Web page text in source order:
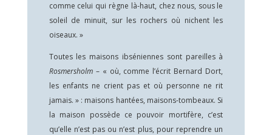
comme celui qui règne là-haut, chez nous, sous le
soleil de minuit, sur les rochers où nichent les
oiseaux. »
Toutes les maisons ibséniennes sont pareilles à
Rosmersholm– « où, comme l’écrit Bernard Dort,
les enfants ne crient pas et où personne ne rit
jamais. » : maisons hantées, maisons-tombeaux. Si
la maison possède ce pouvoir mortifère, c’est
qu’elle n’est pas ou n’est plus, pour reprendre un